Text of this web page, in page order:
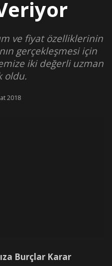
ve fiyat özelliklerinin
gerçekleşmesi için
iki değerli uzman
oldu.
2018
Burçlar Karar